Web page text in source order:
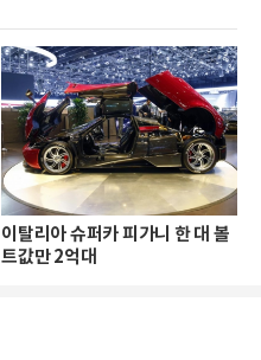
이탈리아 슈퍼카 피가니 한 대 볼
트값만 2억대